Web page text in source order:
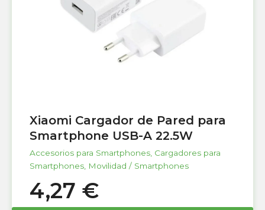
Xiaomi Cargador de Pared para
Smartphone USB-A 22.5W
Accesorios para Smartphones, Cargadores para
Smartphones, Movilidad / Smartphones
4,27 €